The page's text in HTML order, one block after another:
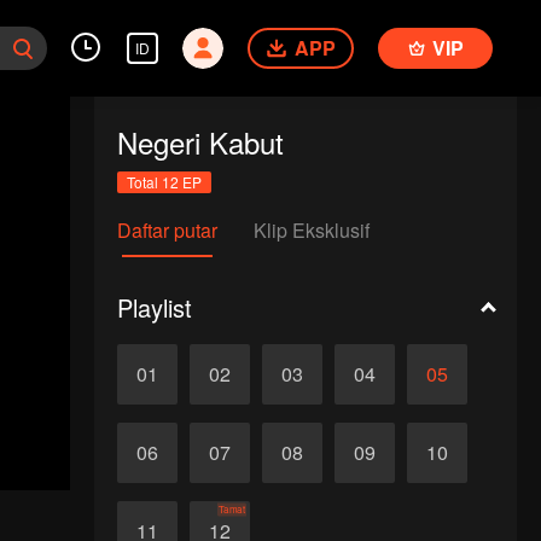
ID APP VIP
Negeri Kabut
Total 12 EP
Daftar putar Klip Eksklusif
Playlist
01 02 03 04 05
06 07 08 09 10
11 12
Tamat